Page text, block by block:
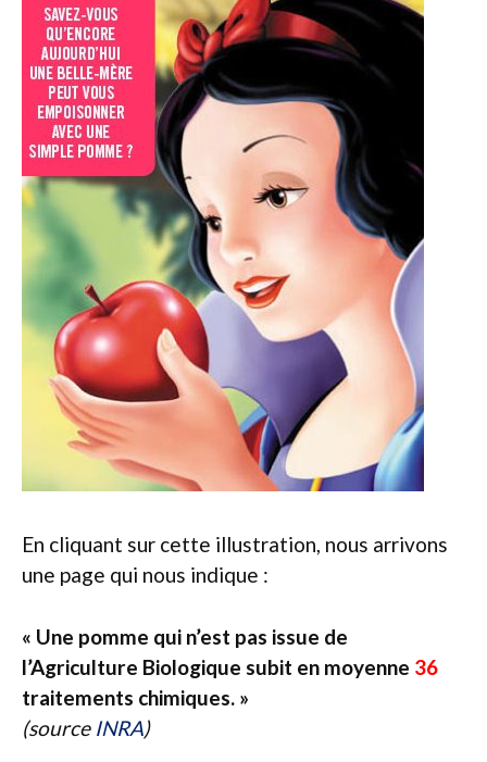
En cliquant sur cette illustration, nous arrivons
une page qui nous indique :
« Une pomme qui n’est pas issue de
l’Agriculture Biologique subit en moyenne 36
traitements chimiques. »
(source INRA)